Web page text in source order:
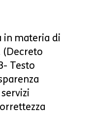
in materia di
(Decreto
Testo